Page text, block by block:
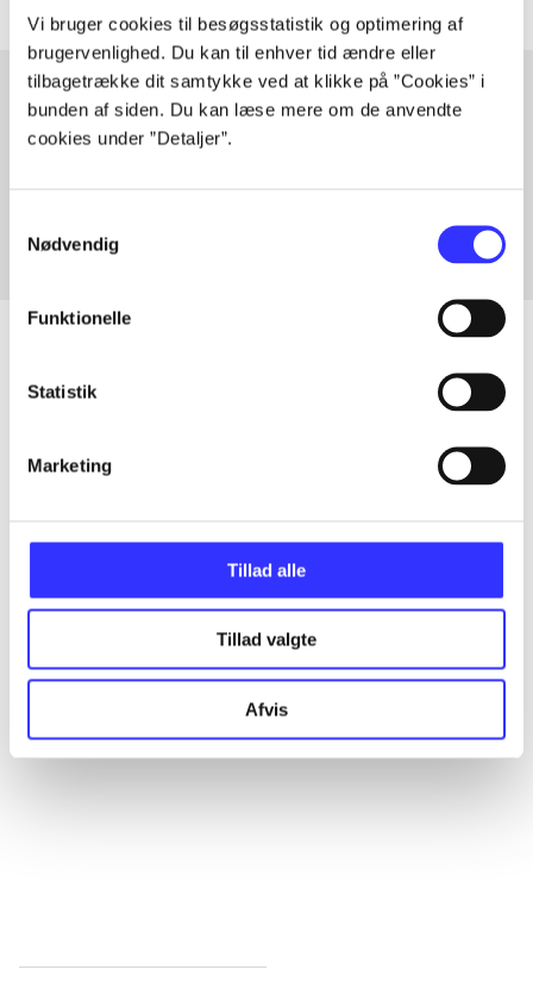
Vi bruger cookies til besøgsstatistik og optimering af
brugervenlighed. Du kan til enhver tid ændre eller
tilbagetrække dit samtykke ved at klikke på ”Cookies” i
bunden af siden. Du kan læse mere om de anvendte
cookies under ”Detaljer”.
Nødvendig
Funktionelle
Statistik
Marketing
Tillad alle
Tillad valgte
Afvis
Artikler med samme emner
...
...